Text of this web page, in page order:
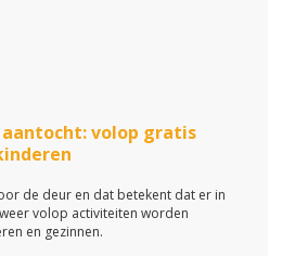
volop gratis
de deur en dat betekent dat er in
volop activiteiten worden
en gezinnen.